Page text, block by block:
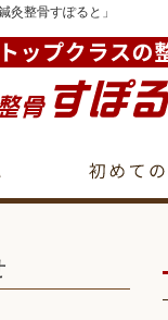
灸整骨すぽると」